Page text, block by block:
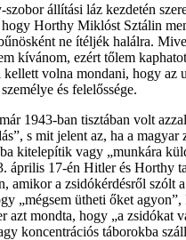
állítási láz kezdetén
Horthy Miklóst Sztálin
ne ítéljék halálra.
kívánom, ezért tőlem
kellett volna mondani, hogy az
és felelőssége.
1943-ban tisztában volt
s mit jelent az, ha a magyar
kitelepítik vagy „munkára
április 17-én Hitler és Horthy
amikor a zsidókérdésről szólt
„mégsem ütheti őket
azt mondta, hogy „a zsidókat
koncentrációs táborokba